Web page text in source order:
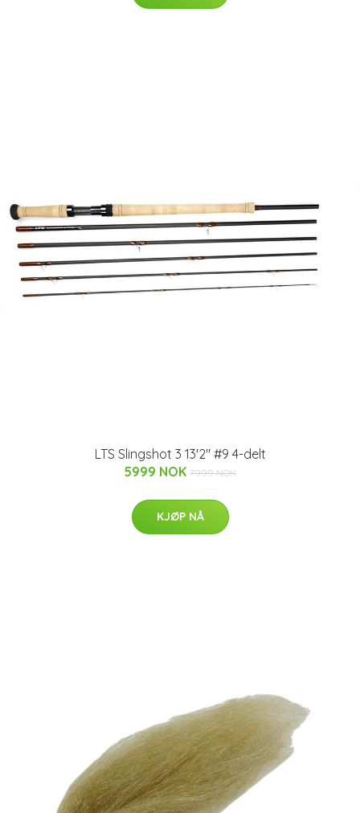
LTS Slingshot 3 13'2" #9 4-delt
5999 NOK 7999 NOK
KJØP NÅ